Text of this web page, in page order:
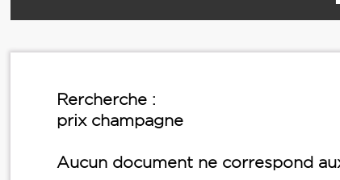
Rercherche :
prix champagne
Aucun document ne correspond